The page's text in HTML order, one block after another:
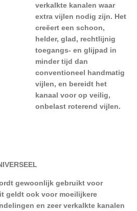
verkalkte kanalen waar
extra vijlen nodig zijn. Het
creëert een schoon,
helder, glad, rechtlijnig
toegangs- en glijpad in
minder tijd dan
conventioneel handmatig
vijlen, en bereidt het
kanaal voor op veilig,
onbelast roterend vijlen.
gewoonlijk gebruikt voor
geldt ook voor moeilijkere
en zeer verkalkte kanalen